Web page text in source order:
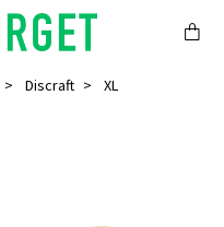
Discraft XL